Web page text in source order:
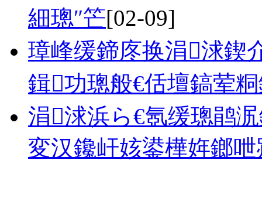
細璁″笀[02-09]
璋峰缓鍗庝换涓浗鍥
鍓功璁般€佸壇鎬荤
涓浗浜ら€氬缓璁鹃
変汉鑱屽姟鍙樺姩鎯呭